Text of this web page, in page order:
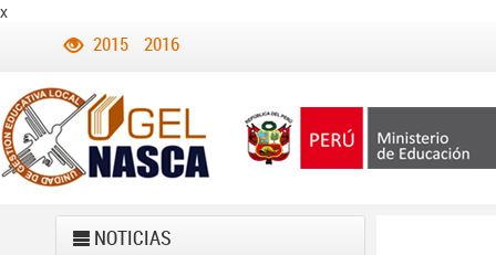
x
2015 2016
NOTICIAS